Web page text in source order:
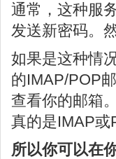
通常，这种服
发送新密码。
如果是这种情
的IMAP/POP
查看你的邮箱
真的是IMAP或
所以你可以在